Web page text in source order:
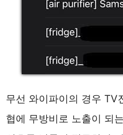
무선 와이파이의 경우 TV
협에 무방비로 노출이 되